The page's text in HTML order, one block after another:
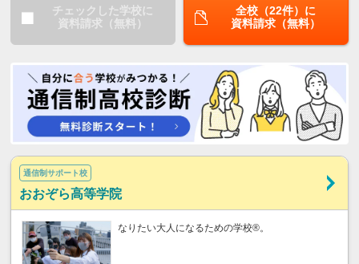
チェックした学校に
資料請求（無料）
全校（22件）に
資料請求（無料）
通信制サポート校
おおぞら高等学院
なりたい大人になるための学校®。